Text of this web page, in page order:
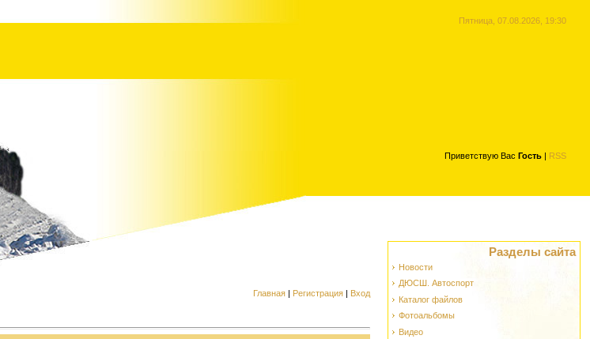
Пятница, 07.08.2026, 19:30
Приветствую Вас Гость | RSS
Главная | Регистрация | Вход
Разделы сайта
Новости
ДЮСШ. Автоспорт
Каталог файлов
Фотоальбомы
Видео